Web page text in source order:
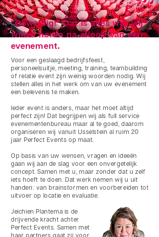
"Geweldig!" Dat is alles wat wij
willen horen na afloop van een
evenement.
Voor een geslaagd bedrijfsfeest,
personeelsuitje, meeting, training, teambuilding
of relatie event zijn weinig woorden nodig. Wij
stellen alles in het werk om van uw evenement
een belevenis te maken.
Ieder event is anders, maar het moet altijd
perfect zijn! Dat begrijpen wij als full service
evenementenbureau maar al te goed, daarom
organiseren wij vanuit IJsselstein al ruim 20
jaar Perfect Events op maat.
Op basis van uw wensen, vragen en ideeën
gaan wij aan de slag voor een onvergetelijk
concept. Samen met u, maar zonder dat u zelf
iets hoeft te doen. Dat werk nemen wij u uit
handen: van brainstormen en voorbereiden tot
uitvoer op locatie en evaluatie.
Jeichien Plantema is de
drijvende kracht achter
Perfect Events. Samen met
haar partners gaat zij voor